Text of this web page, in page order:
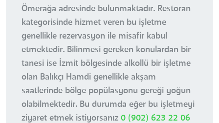
Ömerağa adresinde bulunmaktadır. Restoran
kategorisinde hizmet veren bu işletme
genellikle rezervasyon ile misafir kabul
etmektedir. Bilinmesi gereken konulardan bir
tanesi ise İzmit bölgesinde alkollü bir işletme
olan Balıkçı Hamdi genellikle akşam
saatlerinde bölge popülasyonu gereği yoğun
olabilmektedir. Bu durumda eğer bu işletmeyi
ziyaret etmek istiyorsanız 0 (902) 623 22 06